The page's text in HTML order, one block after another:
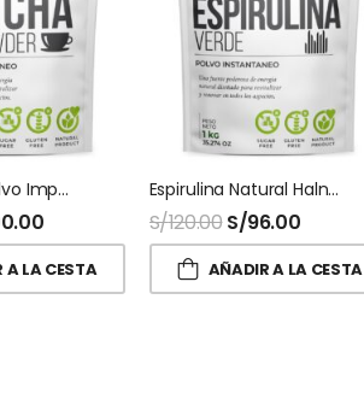
Te Matcha Polvo Importado Halnatur Doypack
A LA CESTA
Espirulina Natural Halnatur Doypack
S/120.00S/96.00
AÑADIR A LA CESTA